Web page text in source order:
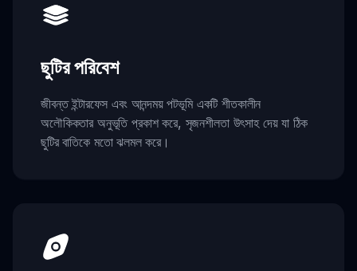
ছুটির পরিবেশ
জীবন্ত ইন্টারফেস এবং আনন্দময় পটভূমি একটি শীতকালীন
অলৌকিকতার অনুভূতি প্রকাশ করে, সৃজনশীলতা উৎসাহ দেয় যা ঠিক
ছুটির বাতিকে মতো ঝলমল করে।